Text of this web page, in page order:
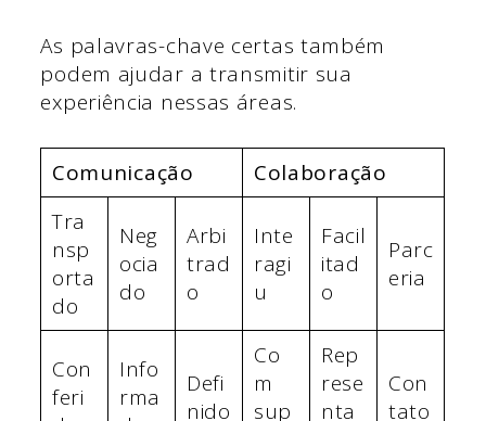
As palavras-chave certas também
podem ajudar a transmitir sua
experiência nessas áreas.
Comunicação
Colaboração
Tra
nsp
orta
do
Neg
ocia
do
Arbi
trad
o
Inte
ragi
u
Facil
itad
o
Parc
eria
Con
feri
Info
rma
Defi
nido
Co
m
sup
Rep
rese
nta
Con
tato